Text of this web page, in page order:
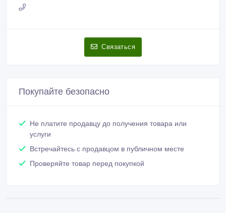
Связаться
Покупайте безопасно
Не платите продавцу до получения товара или
услуги
Встречайтесь с продавцом в публичном месте
Проверяйте товар перед покупкой